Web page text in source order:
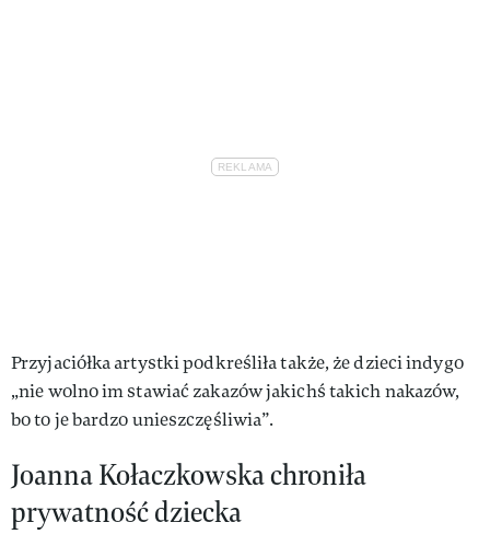
Przyjaciółka artystki podkreśliła także, że dzieci indygo
„nie wolno im stawiać zakazów jakichś takich nakazów,
bo to je bardzo unieszczęśliwia”.
Joanna Kołaczkowska chroniła
prywatność dziecka